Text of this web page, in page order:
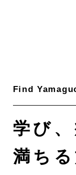
学び、
満ち